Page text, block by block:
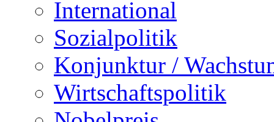
International
Sozialpolitik
Konjunktur /
Wirtschaftspolitik